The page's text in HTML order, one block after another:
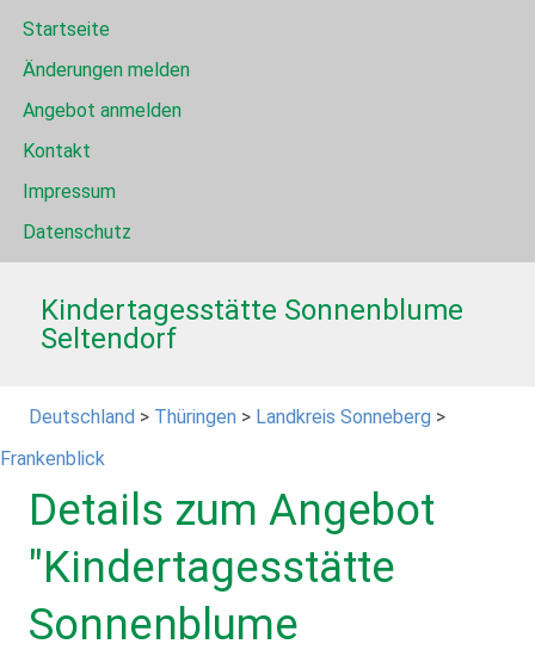
Startseite
Änderungen melden
Angebot anmelden
Kontakt
Impressum
Datenschutz
Kindertagesstätte Sonnenblume
Seltendorf
Deutschland > Thüringen > Landkreis Sonneberg >
Frankenblick
Details zum Angebot
"Kindertagesstätte
Sonnenblume